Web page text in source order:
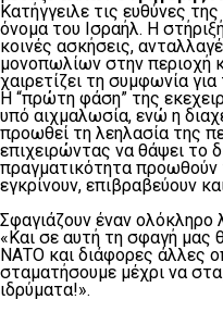
Κατήγγειλε τις ευθύνες
όνομα του Ισραήλ. Η
κοινές ασκήσεις,
μονοπωλίων στην περιοχή
χαιρετίζει τη συμφωνία
Η “πρώτη φάση” της
υπό αιχμαλωσία, ενώ η
προωθεί τη λεηλασία της
επιχειρώντας να θάψει το
πραγματικότητα προωθούν
εγκρίνουν, επιβραβεύουν
Σφαγιάζουν έναν ολόκληρο
«Και σε αυτή τη σφαγή μας
ΝΑΤΟ και διάφορες άλλες
σταματήσουμε μέχρι να
ιδρύματα!».